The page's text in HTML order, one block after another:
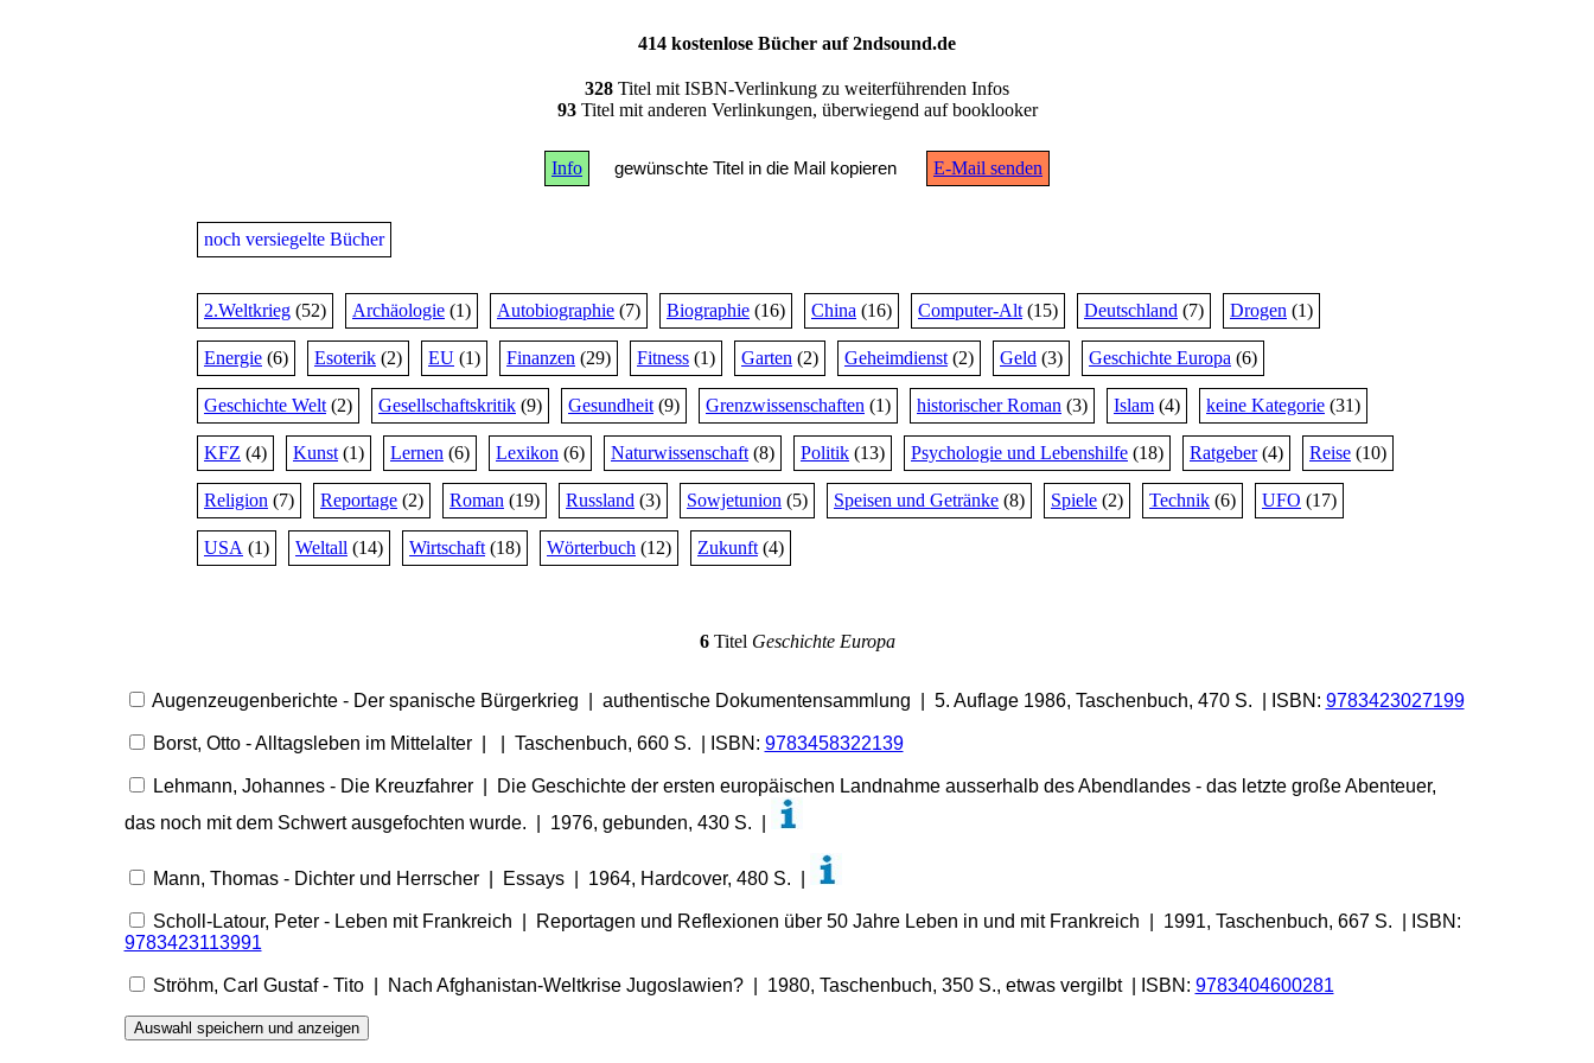
414 kostenlose Bücher auf 2ndsound.de
328 Titel mit ISBN-Verlinkung zu weiterführenden Infos
93Titel mit anderen Verlinkungen, überwiegend auf booklooker
Info gewünschte Titel in die Mail kopieren E-Mail senden
noch versiegelte Bücher
2.Weltkrieg (52) Archäologie (1) Autobiographie (7) Biographie (16) China (16) Computer-Alt (15) Deutschland (7) Drogen (1)
Energie (6) Esoterik (2) EU (1) Finanzen (29) Fitness (1) Garten (2) Geheimdienst (2) Geld (3) Geschichte Europa (6)
Geschichte Welt (2) Gesellschaftskritik (9) Gesundheit (9) Grenzwissenschaften (1) historischer Roman (3) Islam (4) keine Kategorie (31)
KFZ (4) Kunst (1) Lernen (6) Lexikon (6) Naturwissenschaft (8) Politik (13) Psychologie und Lebenshilfe (18) Ratgeber(4) Reise (10)
Religion (7) Reportage (2) Roman (19) Russland (3) Sowjetunion (5) Speisen und Getränke (8) Spiele (2) Technik (6) UFO (17)
USA (1) Weltall (14) Wirtschaft (18) Wörterbuch (12) Zukunft (4)
6Titel Geschichte Europa
Augenzeugenberichte - Der spanische Bürgerkrieg | authentische Dokumentensammlung | 5. Auflage 1986, Taschenbuch, 470 S. | ISBN: 9783423027199
Borst, Otto - Alltagsleben im Mittelalter | | Taschenbuch, 660 S. | ISBN: 9783458322139
Lehmann, Johannes - Die Kreuzfahrer | Die Geschichte der ersten europäischen Landnahme ausserhalb des Abendlandes - das letzte große Abenteuer,
das noch mit dem Schwert ausgefochten wurde. | 1976, gebunden, 430 S. |
Mann, Thomas - Dichter und Herrscher | Essays | 1964, Hardcover, 480 S. |
Scholl-Latour, Peter - Leben mit Frankreich | Reportagen und Reflexionen über 50 Jahre Leben in und mit Frankreich | 1991, Taschenbuch, 667 S. | ISBN:
9783423113991
Ströhm, Carl Gustaf - Tito | Nach Afghanistan-Weltkrise Jugoslawien? | 1980, Taschenbuch, 350 S., etwas vergilbt | ISBN: 9783404600281